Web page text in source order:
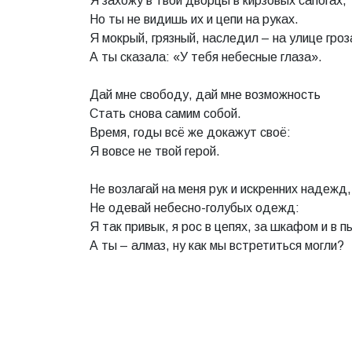
Но ты не видишь их и цепи на руках.
Я мокрый, грязный, наследил – на улице
А ты сказала: «У тебя небесные глаза».
Дай мне свободу, дай мне возможность
Стать снова самим собой.
Время, годы всё же докажут своё:
Я вовсе не твой герой.
Не возлагай на меня рук и искренних надежд,
Не одевай небесно-голубых одежд:
Я так привык, я рос в цепях, за шкафом и в
А ты – алмаз, ну как мы встретиться могли?